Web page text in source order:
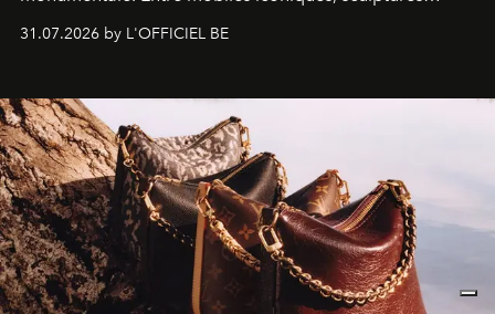
monumentales et poésie du mouvement, l'artiste
américain investit les espaces imaginés par Frank Gehry
sculpture.
31.07.2026 by L'OFFICIEL BE